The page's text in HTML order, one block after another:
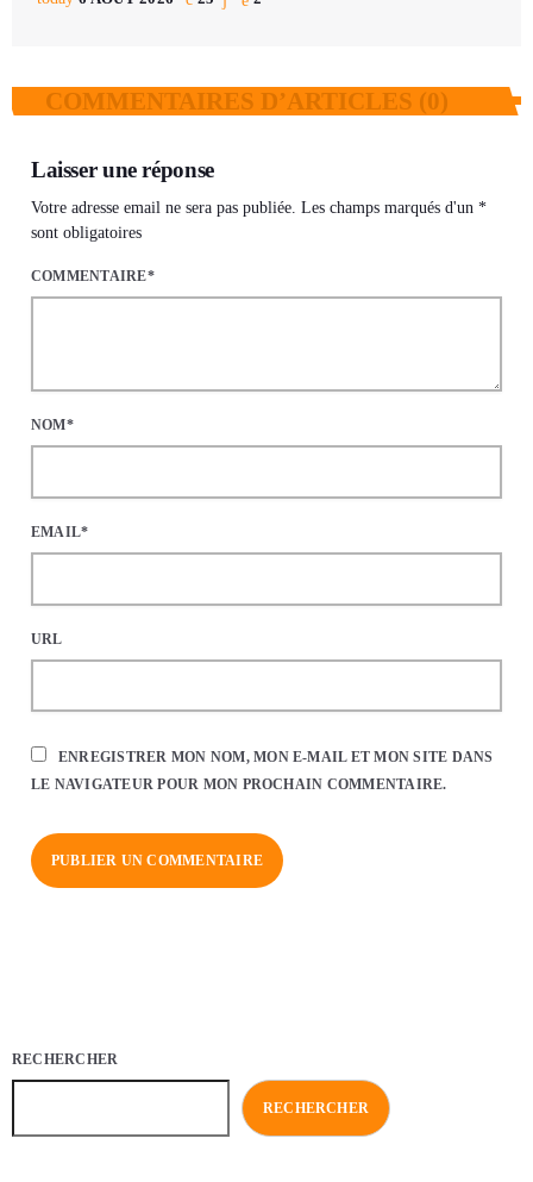
COMMENTAIRES D’ARTICLES (0)
Laisser une réponse
Votre adresse email ne sera pas publiée. Les champs marqués d'un *
sont obligatoires
COMMENTAIRE*
NOM*
EMAIL*
URL
ENREGISTRER MON NOM, MON E-MAIL ET MON SITE DANS
LE NAVIGATEUR POUR MON PROCHAIN COMMENTAIRE.
RECHERCHER
RECHERCHER